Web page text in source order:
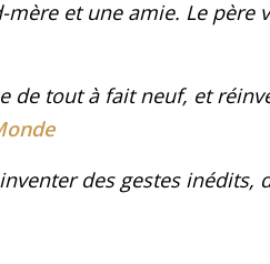
et une amie. Le père
de tout à fait neuf, et
des gestes inédits,